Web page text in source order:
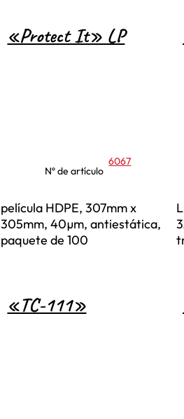
«Protect It» LP
Nº de artículo
6067
película HDPE, 307mm x
305mm, 40µm, antiestática,
paquete de 100
«TC-111»